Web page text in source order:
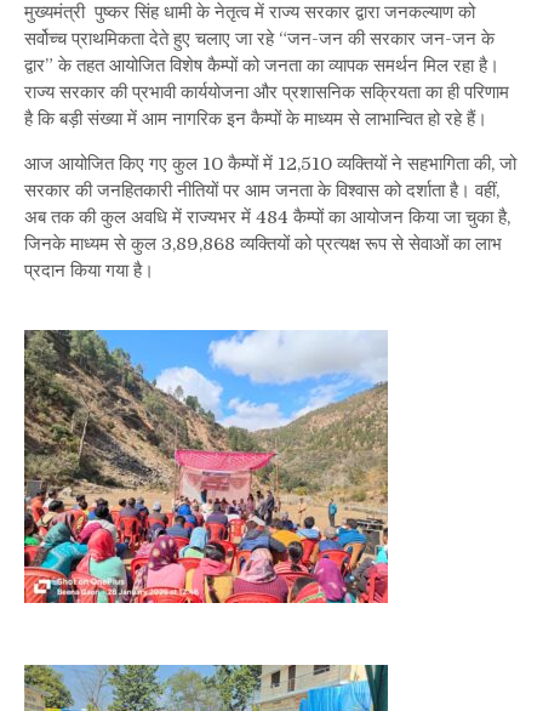
में
जनसेवा
का
नया
रिकॉर्ड,
484
कैम्पों
से
3.89
लाख
से
लोग
लाभान्वित
मुख्यमंत्री पुष्कर सिंह धामी के नेतृत्व में राज्य सरकार द्वारा जनकल्याण को
सर्वोच्च प्राथमिकता देते हुए चलाए जा रहे “जन-जन की सरकार जन-जन के
द्वार” के तहत आयोजित विशेष कैम्पों को जनता का व्यापक समर्थन मिल रहा है।
राज्य सरकार की प्रभावी कार्ययोजना और प्रशासनिक सक्रियता का ही परिणाम
है कि बड़ी संख्या में आम नागरिक इन कैम्पों के माध्यम से लाभान्वित हो रहे हैं।
आज आयोजित किए गए कुल 10 कैम्पों में 12,510 व्यक्तियों ने सहभागिता की, जो
सरकार की जनहितकारी नीतियों पर आम जनता के विश्वास को दर्शाता है। वहीं,
अब तक की कुल अवधि में राज्यभर में 484 कैम्पों का आयोजन किया जा चुका है,
जिनके माध्यम से कुल 3,89,868 व्यक्तियों को प्रत्यक्ष रूप से सेवाओं का लाभ
प्रदान किया गया है।